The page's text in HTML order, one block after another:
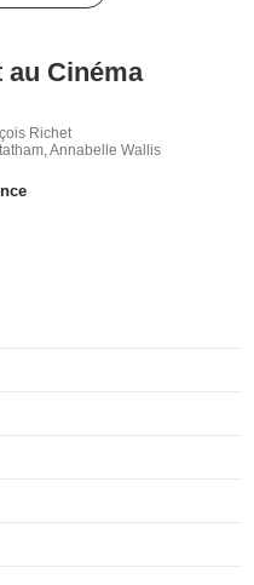
Cinéma
Richet
Annabelle Wallis